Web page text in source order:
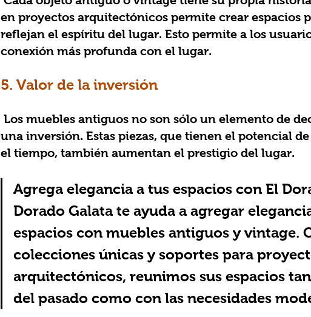
en proyectos arquitectónicos permite crear espacios
reflejan el espíritu del lugar. Esto permite a los
conexión más profunda con el lugar.
5. Valor de la inversión
una inversión. Estas piezas, que tienen el potencial
el tiempo, también aumentan el prestigio del lugar.
Agrega elegancia a tus espacios con El
Dorado Galata te ayuda a agregar
espacios con muebles antiguos y vintage.
colecciones únicas y soportes para
arquitectónicos, reunimos sus espacios
del pasado como con las necesidades